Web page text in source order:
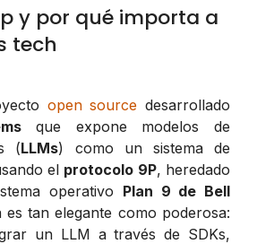
y por qué importa a
tech
open source desarrollado
que expone modelos de
(LLMs) como un sistema de
el protocolo 9P, heredado
operativo Plan 9 de Bell
es tan elegante como poderosa:
un LLM a través de SDKs,